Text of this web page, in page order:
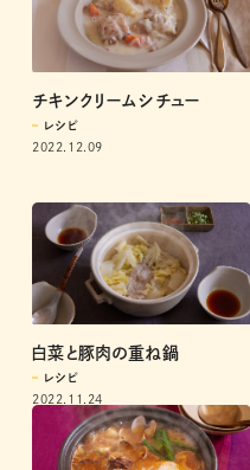
チキンクリームシチュー
レシピ
2022.12.09
白菜と豚肉の重ね鍋
レシピ
2022.11.24